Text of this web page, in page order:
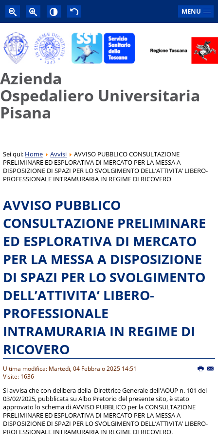
MENU
Azienda
Ospedaliero Universitaria
Pisana
Sei qui: Home Avvisi
AVVISO PUBBLICO CONSULTAZIONE
PRELIMINARE ED ESPLORATIVA DI MERCATO PER LA MESSA A
DISPOSIZIONE DI SPAZI PER LO SVOLGIMENTO DELL’ATTIVITA’ LIBERO-
PROFESSIONALE INTRAMURARIA IN REGIME DI RICOVERO
AVVISO PUBBLICO
CONSULTAZIONE PRELIMINARE
ED ESPLORATIVA DI MERCATO
PER LA MESSA A DISPOSIZIONE
DI SPAZI PER LO SVOLGIMENTO
DELL’ATTIVITA’ LIBERO-
PROFESSIONALE
INTRAMURARIA IN REGIME DI
RICOVERO
Ultima modifica: Martedì, 04 Febbraio 2025 14:51
Visite: 1636
Si avvisa che con delibera della Direttrice Generale dell'AOUP n. 101 del
03/02/2025, pubblicata su Albo Pretorio del presente sito, è stato
approvato lo schema di AVVISO PUBBLICO per la CONSULTAZIONE
PRELIMINARE ED ESPLORATIVA DI MERCATO PER LA MESSA A
DISPOSIZIONE DI SPAZI PER LO SVOLGIMENTO DELL’ATTIVITA’ LIBERO-
PROFESSIONALE INTRAMURARIA IN REGIME DI RICOVERO.